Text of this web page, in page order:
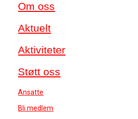
Om oss
Aktuelt
Aktiviteter
Støtt oss
Ansatte
Bli medlem